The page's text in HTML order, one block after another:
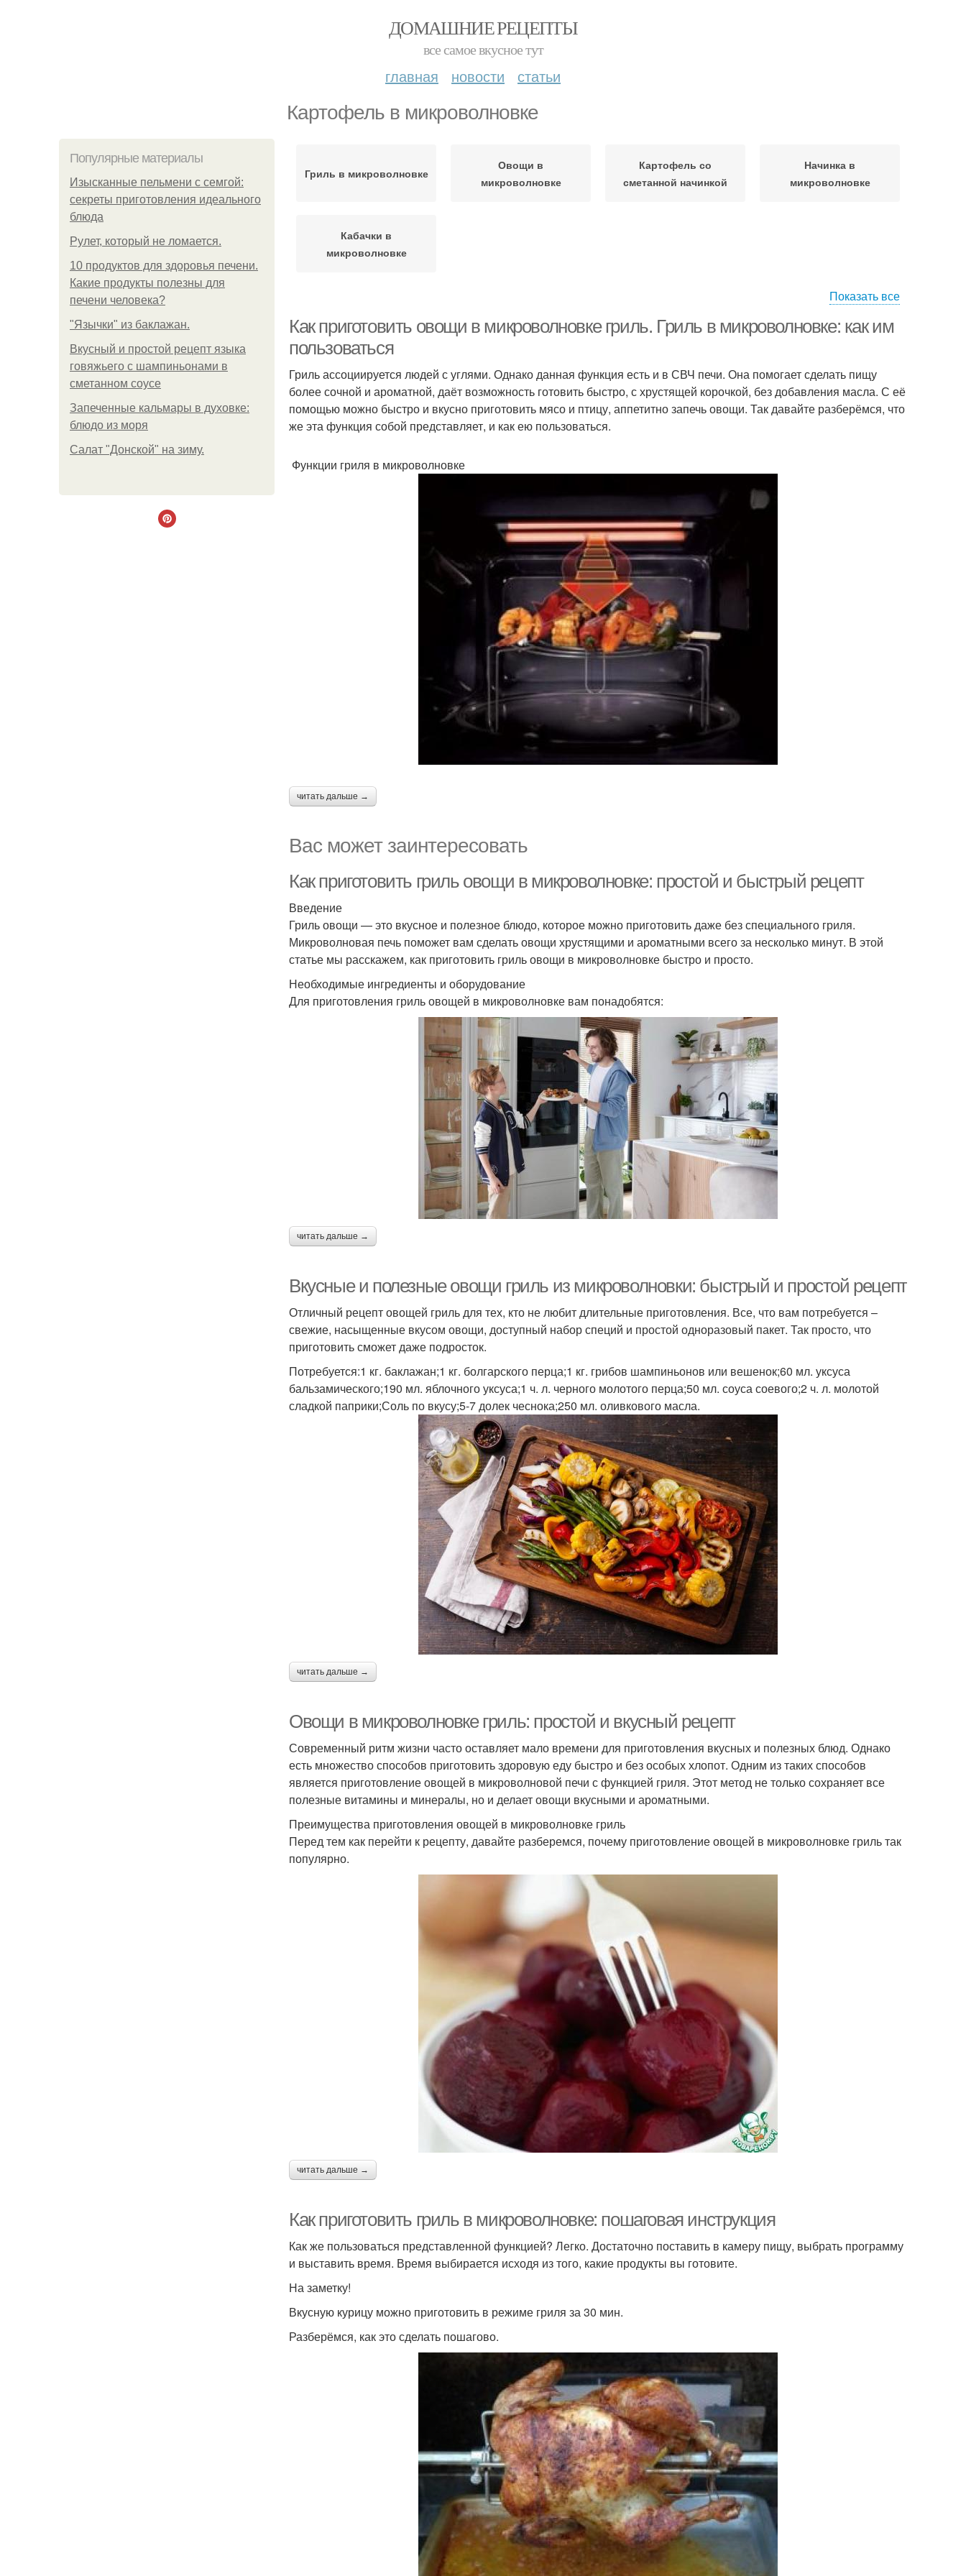
ДОМАШНИЕ РЕЦЕПТЫ
все самое вкусное тут
главная новости статьи
Картофель в микроволновке
Популярные материалы
Изысканные пельмени с семгой:
секреты приготовления идеального
блюда
Рулет, который не ломается.
10 продуктов для здоровья печени.
Какие продукты полезны для
печени человека?
"Язычки" из баклажан.
Вкусный и простой рецепт языка
говяжьего с шампиньонами в
сметанном соусе
Запеченные кальмары в духовке:
блюдо из моря
Салат "Донской" на зиму.
Гриль в микроволновке
Овощи в
микроволновке
Картофель со
сметанной начинкой
Начинка в
микроволновке
Кабачки в
микроволновке
Показать все
Как приготовить овощи в микроволновке гриль. Гриль в микроволновке: как им
пользоваться
Гриль ассоциируется людей с углями. Однако данная функция есть и в СВЧ печи. Она помогает сделать пищу
более сочной и ароматной, даёт возможность готовить быстро, с хрустящей корочкой, без добавления масла. С её
помощью можно быстро и вкусно приготовить мясо и птицу, аппетитно запечь овощи. Так давайте разберёмся, что
же эта функция собой представляет, и как ею пользоваться.
Функции гриля в микроволновке
читать дальше →
Вас может заинтересовать
Как приготовить гриль овощи в микроволновке: простой и быстрый рецепт
Введение
Гриль овощи — это вкусное и полезное блюдо, которое можно приготовить даже без специального гриля.
Микроволновая печь поможет вам сделать овощи хрустящими и ароматными всего за несколько минут. В этой
статье мы расскажем, как приготовить гриль овощи в микроволновке быстро и просто.
Необходимые ингредиенты и оборудование
Для приготовления гриль овощей в микроволновке вам понадобятся:
читать дальше →
Вкусные и полезные овощи гриль из микроволновки: быстрый и простой рецепт
Отличный рецепт овощей гриль для тех, кто не любит длительные приготовления. Все, что вам потребуется –
свежие, насыщенные вкусом овощи, доступный набор специй и простой одноразовый пакет. Так просто, что
приготовить сможет даже подросток.
Потребуется:1 кг. баклажан;1 кг. болгарского перца;1 кг. грибов шампиньонов или вешенок;60 мл. уксуса
бальзамического;190 мл. яблочного уксуса;1 ч. л. черного молотого перца;50 мл. соуса соевого;2 ч. л. молотой
сладкой паприки;Соль по вкусу;5-7 долек чеснока;250 мл. оливкового масла.
читать дальше →
Овощи в микроволновке гриль: простой и вкусный рецепт
Современный ритм жизни часто оставляет мало времени для приготовления вкусных и полезных блюд. Однако
есть множество способов приготовить здоровую еду быстро и без особых хлопот. Одним из таких способов
является приготовление овощей в микроволновой печи с функцией гриля. Этот метод не только сохраняет все
полезные витамины и минералы, но и делает овощи вкусными и ароматными.
Преимущества приготовления овощей в микроволновке гриль
Перед тем как перейти к рецепту, давайте разберемся, почему приготовление овощей в микроволновке гриль так
популярно.
читать дальше →
Как приготовить гриль в микроволновке: пошаговая инструкция
Как же пользоваться представленной функцией? Легко. Достаточно поставить в камеру пищу, выбрать программу
и выставить время. Время выбирается исходя из того, какие продукты вы готовите.
На заметку!
Вкусную курицу можно приготовить в режиме гриля за 30 мин.
Разберёмся, как это сделать пошагово.